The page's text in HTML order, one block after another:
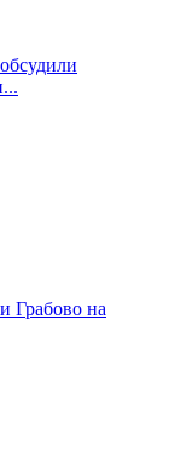
Грабово на